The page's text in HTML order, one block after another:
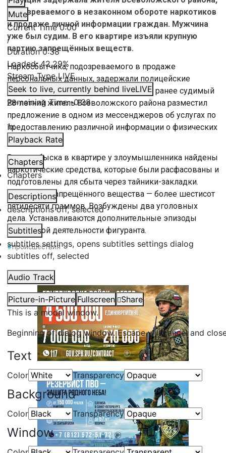
Mute
Current Time0:00
/
Duration0:38
Loaded:42.29%
Stream TypeLIVE
Seek to live, currently behind liveLIVE
Remaining Time-0:38
1x
Playback Rate
Chapters
Chapters
Descriptions
descriptions off, selected
Subtitles
subtitles settings, opens subtitles settings dialog
subtitles off, selected
Audio Track
Picture-in-Picture Fullscreen
Share
This is a modal window.
Beginning of dialog window. Escape will cancel and
Text
Color Transparency
Background
Color Transparency
Window
подозреваемого в незаконном обороте наркотиков
и продаже личной информации граждан. Мужчина
уже был судим. В его квартире изъяли крупную
партию запрещённых веществ.
Наркосбытчика, подозреваемого в продаже
персональных данных, задержали полицейские
Петербурга. По оперативным данным, ранее судимый
28-летний житель Всеволожского района разместил
предложение в одном из мессенджеров об услугах по
предоставлению различной информации о физических
лицах.
В ходе обыска в квартире у злоумышленника найдены
наркотические средства, которые были расфасованы и
подготовлены для сбыта через тайники-закладки.
Общий вес запрещённого вещества — более шестисот
пятидесяти граммов. Возбуждены два уголовных
дела. Устанавливаются дополнительные эпизоды
преступной деятельности фигуранта.
#происшествия